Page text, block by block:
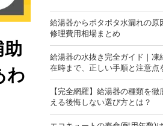
助
わ
給湯器からポタポタ水漏れの原
修理費用相場まとめ
給湯器の水抜き完全ガイド｜凍
在時まで、正しい手順と注意点
【完全網羅】給湯器の種類を
える後悔しない選び方とは？